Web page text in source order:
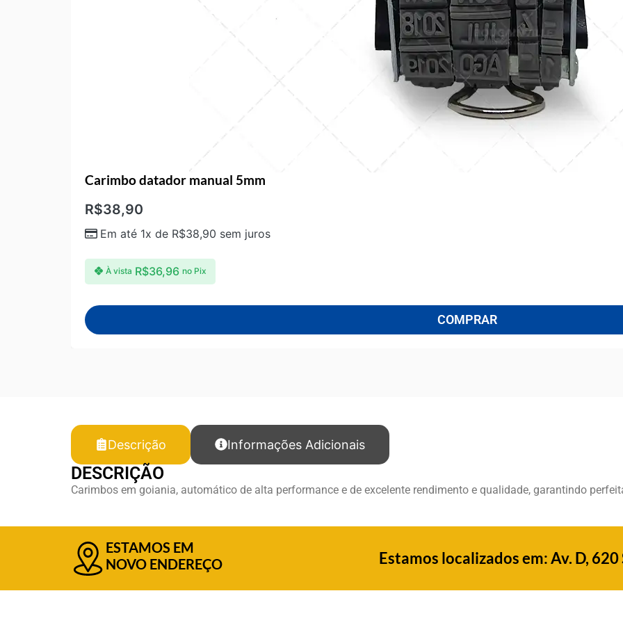
Carimbo datador manual 5mm
R$38,90
Em até 1x de R$38,90 sem juros
À vista R$36,96 no Pix
COMPRAR
Descrição Informações Adicionais
DESCRIÇÃO
Carimbos em goiania, automático de alta performance e de excelente rendimento e qualidade, garantindo
ESTAMOS EM
NOVO ENDEREÇO
Estamos localizados em: Av. D,